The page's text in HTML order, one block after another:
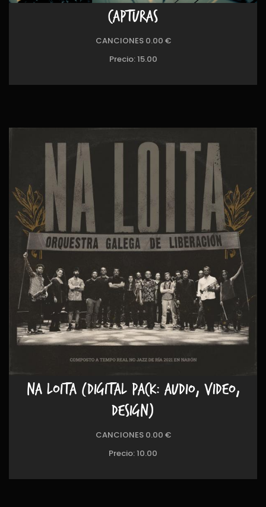
CAPTURAS
CANCIONES 0.00 €
Precio:15.00
NA LOITA (DIGITAL PACK: AUDIO, VIDEO,
DESIGN)
CANCIONES 0.00 €
Precio:10.00